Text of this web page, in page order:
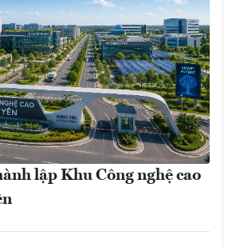
lập Khu Công nghệ cao